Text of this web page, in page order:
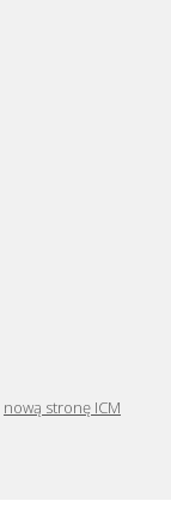
nową stronę ICM